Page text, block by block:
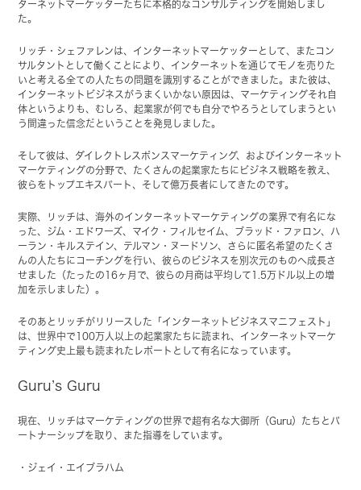
ターネットマーケッターたちに本格的なコンサルティングを開始しまし
た。
リッチ・シェファレンは、インターネットマーケッターとして、またコン
サルタントとして働くことにより、インターネットを通じてモノを売りた
いと考える全ての人たちの問題を識別することができました。また彼は、
インターネットビジネスがうまくいかない原因は、マーケティングそれ自
体というよりも、むしろ、起業家が何でも自分でやろうとしてしまうとい
う間違った信念だということを発見しました。
そして彼は、ダイレクトレスポンスマーケティング、およびインターネット
マーケティングの分野で、たくさんの起業家たちにビジネス戦略を教え、
彼らをトップエキスパート、そして億万長者にしてきたのです。
実際、リッチは、海外のインターネットマーケティングの業界で有名にな
った、ジム・エドワーズ、マイク・フィルセイム、ブラッド・ファロン、ハ
ーラン・キルステイン、テルマン・ヌードソン、さらに匿名希望のたくさ
んの人たちにコーチングを行い、彼らのビジネスを別次元のものへ成長さ
せました（たったの16ヶ月で、彼らの月商は平均して1.5万ドル以上の増
加を示しました）。
そのあとリッチがリリースした「インターネットビジネスマニフェスト」
は、世界中で100万人以上の起業家たちに読まれ、インターネットマーケ
ティング史上最も読まれたレポートとして有名になっています。
Guru’s Guru
現在、リッチはマーケティングの世界で超有名な大御所（Guru）たちとパ
ートナーシップを取り、また指導をしています。
・ジェイ・エイブラハム